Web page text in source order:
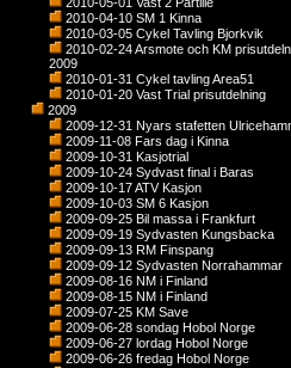
2010-04-10 SM 1 Kinna
2010-03-05 Cykel Tavling Bjorkvik
2010-02-24 Arsmote och KM
2009
2010-01-31 Cykel tavling Area51
2010-01-20 Vast Trial prisutdelning
2009
2009-12-31 Nyars stafetten
2009-11-08 Fars dag i Kinna
2009-10-31 Kasjotrial
2009-10-24 Sydvast final i Baras
2009-10-17 ATV Kasjon
2009-10-03 SM 6 Kasjon
2009-09-25 Bil massa i Frankfurt
2009-09-19 Sydvasten Kungsbacka
2009-09-13 RM Finspang
2009-09-12 Sydvasten Norrahammar
2009-08-16 NM i Finland
2009-08-15 NM i Finland
2009-07-25 KM Save
2009-06-28 sondag Hobol Norge
2009-06-27 lordag Hobol Norge
2009-06-26 fredag Hobol Norge